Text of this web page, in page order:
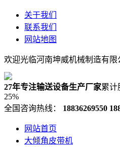
关于我们
联系我们
网站地图
欢迎光临河南坤威机械制造有限
27年专注输送设备生产厂家累计
25%
全国咨询热线：
18836269550
网站首页
大倾角皮带机